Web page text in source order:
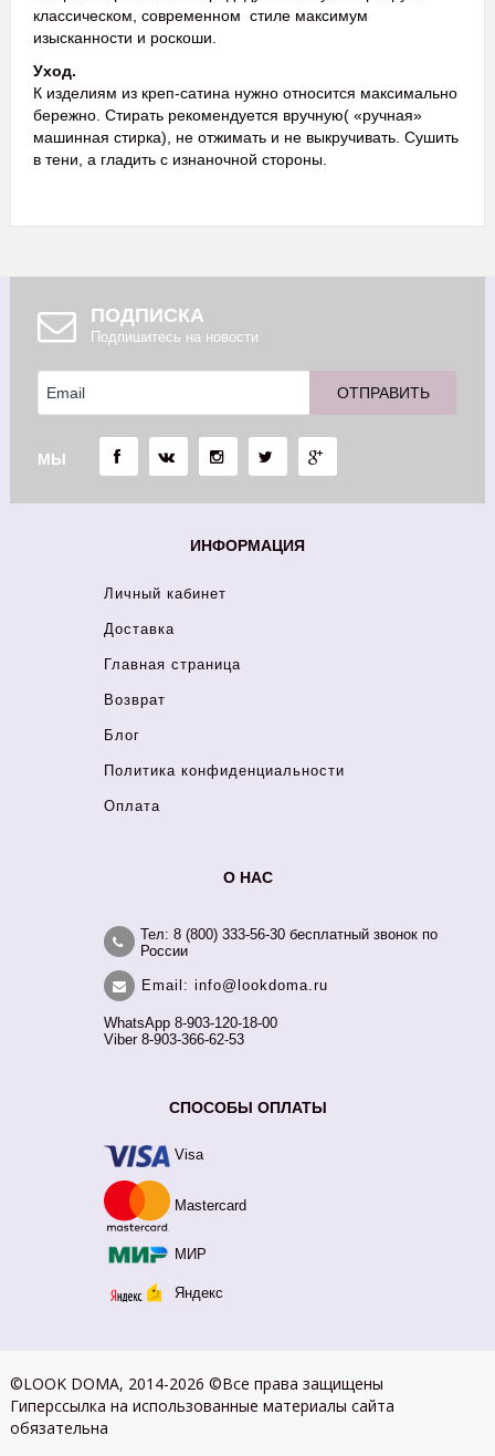
классическом, современном стиле максимум
изысканности и роскоши.
Уход.
К изделиям из креп-сатина нужно относится максимально
бережно. Стирать рекомендуется вручную( «ручная»
машинная стирка), не отжимать и не выкручивать. Сушить
в тени, а гладить с изнаночной стороны.
ПОДПИСКА
Подпишитесь на новости
МЫ
ИНФОРМАЦИЯ
Личный кабинет
Доставка
Главная страница
Возврат
Блог
Политика конфиденциальности
Оплата
О НАС
Тел: 8 (800) 333-56-30 бесплатный звонок по
России
Email: info@lookdoma.ru
WhatsApp 8-903-120-18-00
Viber 8-903-366-62-53
СПОСОБЫ ОПЛАТЫ
Visa
Mastercard
МИР
Яндекс
©LOOK DOMA, 2014-2026 ©Все права защищены
Гиперссылка на использованные материалы сайта
обязательна